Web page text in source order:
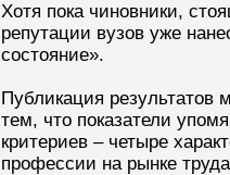
Хотя пока чиновники,
репутации вузов уже
состояние».
Публикация результатов
тем, что показатели
критериев – четыре
профессии на рынке